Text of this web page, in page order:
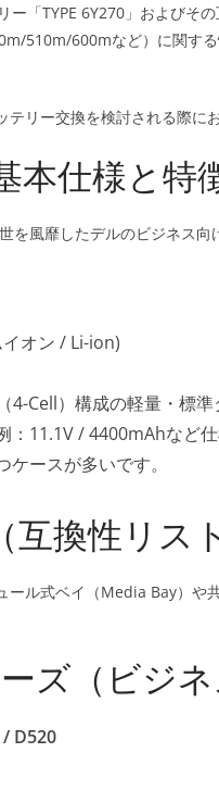
ー「TYPE 6Y270」およびそ
510m/600mなど）に関す
リー交換を検討される際に
本仕様と特
を風靡したデルのビジネス
オン / Li-ion)
4-Cell）構成の軽量・標
：11.1V / 4400mAhなど
ースが多いです。
換性リスト
ール式ベイ（Media Bay）や
ズ（ビジネ
D520